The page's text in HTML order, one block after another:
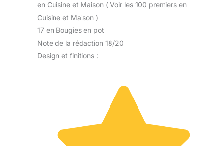
en Cuisine et Maison ( Voir les 100 premiers en
Cuisine et Maison )
17 en Bougies en pot
Note de la rédaction 18/20
Design et finitions :